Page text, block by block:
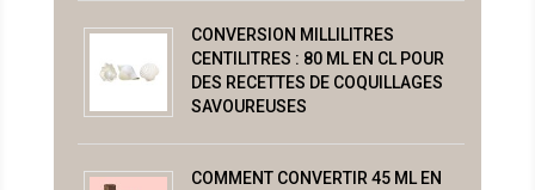
CONVERSION MILLILITRES
CENTILITRES : 80 ML EN CL POUR
DES RECETTES DE COQUILLAGES
SAVOUREUSES
COMMENT CONVERTIR 45 ML EN